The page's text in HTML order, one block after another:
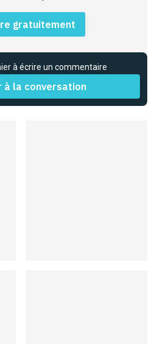
gratuitement
à écrire un commentaire
à la conversation